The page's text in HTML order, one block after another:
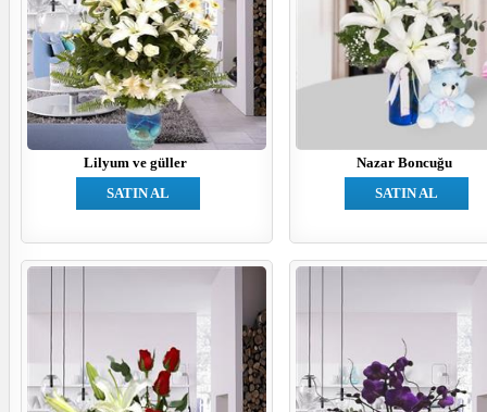
Lilyum ve güller
SATIN AL
Nazar Boncuğu
SATIN AL